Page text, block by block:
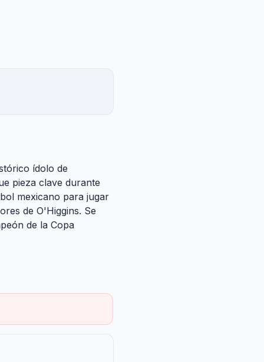
ídolo de
pieza clave durante
mexicano para jugar
de O'Higgins. Se
de la Copa